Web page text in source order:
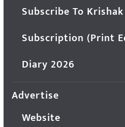
Subscribe To
Subscription (Print
Diary 2026
Advertise
Website